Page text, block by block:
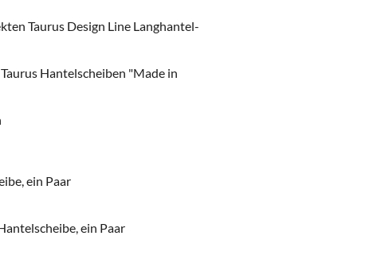
Taurus Design Line Langhantel-
Hantelscheiben "Made in
ein Paar
ein Paar